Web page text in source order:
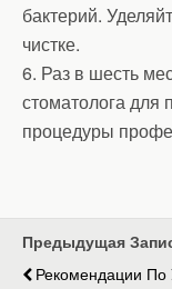
бактерий.
чистке.
6. Раз в шесть
стоматолога для
процедуры
Предыдущая
Рекомендации По